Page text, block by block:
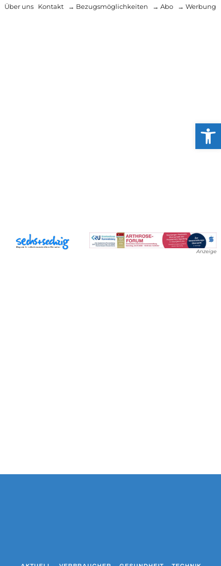
Über uns Kontakt → Bezugsmöglichkeiten → Abo → Werbung
Anzeige